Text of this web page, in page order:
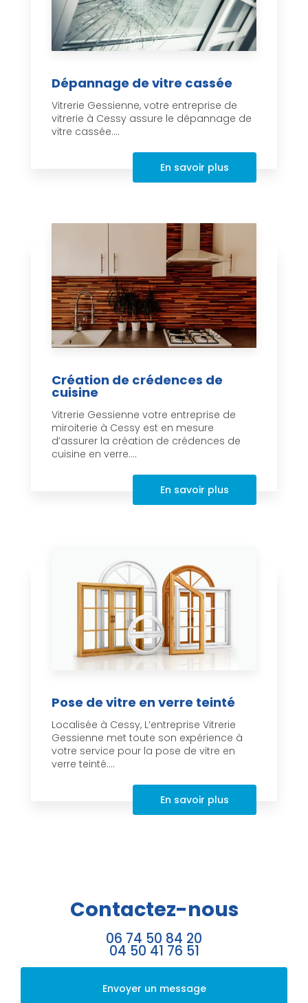
Dépannage de vitre cassée
Vitrerie Gessienne, votre entreprise de
vitrerie à Cessy assure le dépannage de
vitre cassée....
En savoir plus
Création de crédences de
cuisine
Vitrerie Gessienne votre entreprise de
miroiterie à Cessy est en mesure
d’assurer la création de crédences de
cuisine en verre....
En savoir plus
Pose de vitre en verre teinté
Localisée à Cessy, L’entreprise Vitrerie
Gessienne met toute son expérience à
votre service pour la pose de vitre en
verre teinté....
En savoir plus
Contactez-nous
06 74 50 84 20
04 50 41 76 51
Envoyer un message